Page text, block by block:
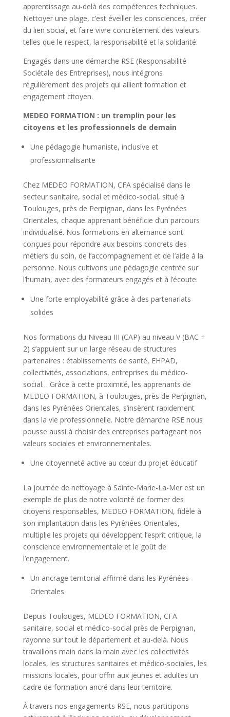
apprentissage au-delà des compétences techniques.
Nettoyer une plage, c’est éveiller les consciences, créer
du lien social, et faire vivre concrètement des valeurs
telles que le respect, la responsabilité et la solidarité.
Engagés dans une démarche RSE (Responsabilité
Sociétale des Entreprises), nous intégrons
régulièrement des projets qui allient formation et
engagement citoyen.
MEDEO FORMATION : un tremplin pour les
citoyens et les professionnels de demain
Une pédagogie humaniste, inclusive et
professionnalisante
Chez MEDEO FORMATION, CFA spécialisé dans le
secteur sanitaire, social et médico-social, situé à
Toulouges, près de Perpignan, dans les Pyrénées
Orientales, chaque apprenant bénéficie d’un parcours
individualisé. Nos formations en alternance sont
conçues pour répondre aux besoins concrets des
métiers du soin, de l’accompagnement et de l’aide à la
personne. Nous cultivons une pédagogie centrée sur
l’humain, avec des formateurs engagés et à l’écoute.
Une forte employabilité grâce à des partenariats
solides
Nos formations du Niveau III (CAP) au niveau V (BAC +
2) s’appuient sur un large réseau de structures
partenaires : établissements de santé, EHPAD,
collectivités, associations, entreprises du médico-
social… Grâce à cette proximité, les apprenants de
MEDEO FORMATION, à Toulouges, près de Perpignan,
dans les Pyrénées Orientales, s’insèrent rapidement
dans la vie professionnelle. Notre démarche RSE nous
pousse aussi à choisir des entreprises partageant nos
valeurs sociales et environnementales.
Une citoyenneté active au cœur du projet éducatif
La journée de nettoyage à Sainte-Marie-La-Mer est un
exemple de plus de notre volonté de former des
citoyens responsables, MEDEO FORMATION, fidèle à
son implantation dans les Pyrénées-Orientales,
multiplie les projets qui développent l’esprit critique, la
conscience environnementale et le goût de
l’engagement.
Un ancrage territorial affirmé dans les Pyrénées-
Orientales
Depuis Toulouges, MEDEO FORMATION, CFA
sanitaire, social et médico-social près de Perpignan,
rayonne sur tout le département et au-delà. Nous
travaillons main dans la main avec les collectivités
locales, les structures sanitaires et médico-sociales, les
missions locales, pour offrir aux jeunes et adultes un
cadre de formation ancré dans leur territoire.
À travers nos engagements RSE, nous participons